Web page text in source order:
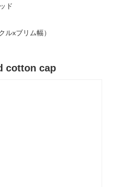
ド
ルxブリム幅）
cotton cap